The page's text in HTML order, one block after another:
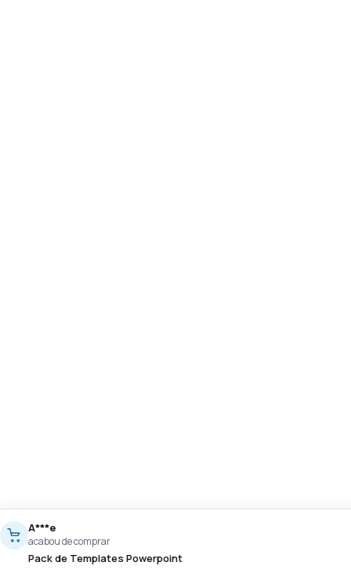
A***e
acabou de comprar
Pack de Templates Powerpoint